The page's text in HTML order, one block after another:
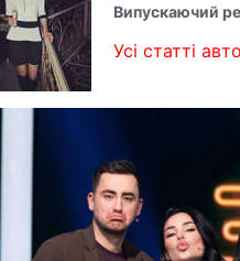
Випускаючий
Усі статті